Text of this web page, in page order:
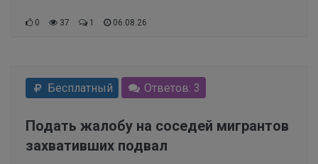
0 37 1 06.08.26
Бесплатный Ответов: 3
Подать жалобу на соседей мигрантов
захвативших подвал